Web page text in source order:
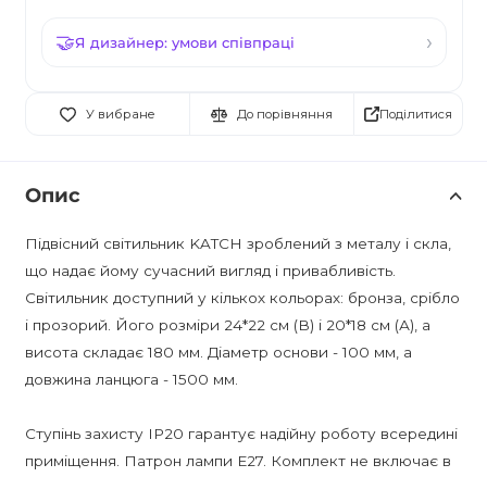
Я дизайнер: умови співпраці
У вибране До порівняння Поділитися
Опис
Підвісний світильник KATCH зроблений з металу і скла,
що надає йому сучасний вигляд і привабливість.
Світильник доступний у кількох кольорах: бронза, срібло
і прозорий. Його розміри 24*22 см (В) і 20*18 см (А), а
висота складає 180 мм. Діаметр основи - 100 мм, а
довжина ланцюга - 1500 мм.
Ступінь захисту IP20 гарантує надійну роботу всередині
приміщення. Патрон лампи E27. Комплект не включає в